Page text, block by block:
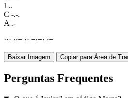
I ..
C -.-.
A .-
··· ··− ·· −·−· ·−
Baixar Imagem Copiar para Área de
Perguntas Frequentes